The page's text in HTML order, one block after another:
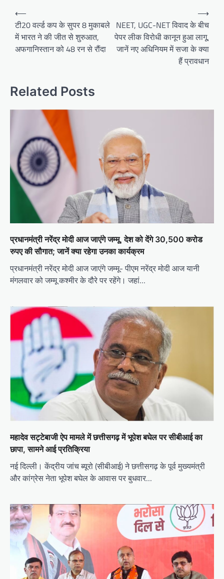
Post
navigation
⟵
टी20 वर्ल्ड कप के सुपर 8 मुकाबले
में भारत ने की जीत से शुरुआत,
अफगानिस्तान को 48 रन से रौंदा
NEET, UGC-NET विवाद के बीच
पेपर लीक विरोधी कानून हुआ लागू,
जानें नए अधिनियम में सजा के क्या
हैं प्रावधान
⟶
Related Posts
प्रधानमंत्री नरेंद्र मोदी आज जाएंगे जम्मू, देश को देंगे 30,500 करोड
रुपए की सौगात; जानें क्या रहेगा उनका कार्यक्रम
प्रधानमंत्री नरेंद्र मोदी आज जाएंगे जम्मू- पीएम नरेंद्र मोदी आज यानी
मंगलवार को जम्मू कश्मीर के दौरे पर रहेंगे। जहां…
महादेव सट्टेबाजी ऐप मामले में छत्तीसगढ़ में भूपेश बघेल पर सीबीआई का
छापा, सामने आई प्रतिक्रिया
नई दिल्ली। केंद्रीय जांच ब्यूरो (सीबीआई) ने छत्तीसगढ़ के पूर्व मुख्यमंत्री
और कांग्रेस नेता भूपेश बघेल के आवास पर बुधवार…